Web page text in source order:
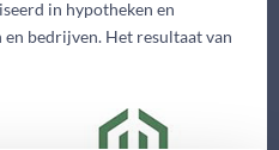
in hypotheken en
bedrijven. Het resultaat van